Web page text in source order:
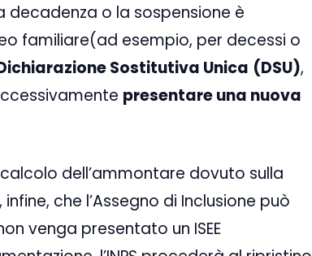
decadenza o la sospensione è
familiare(ad esempio, per decessi o
Sostitutiva Unica (DSU),
presentare una nuova
dell’ammontare dovuto sulla
che l’Assegno di Inclusione può
venga presentato un ISEE